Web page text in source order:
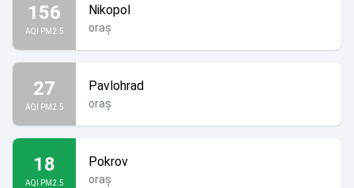
156
AQI PM2.5
Nikopol
oraș
27
AQI PM2.5
Pavlohrad
oraș
18
AQI PM2.5
Pokrov
oraș